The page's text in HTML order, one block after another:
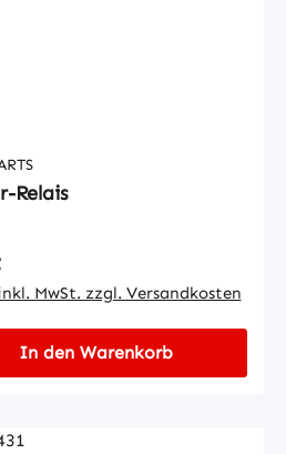
Relais
Preis:
MwSt. zzgl. Versandkosten
In den Warenkorb